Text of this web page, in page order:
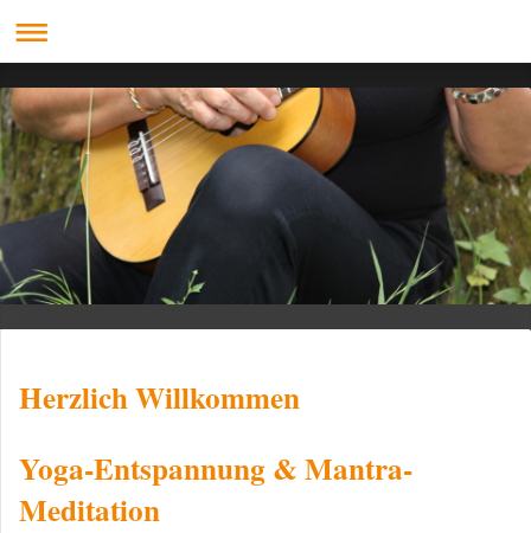
Herzlich Willkommen
Yoga-Entspannung & Mantra-
Meditation